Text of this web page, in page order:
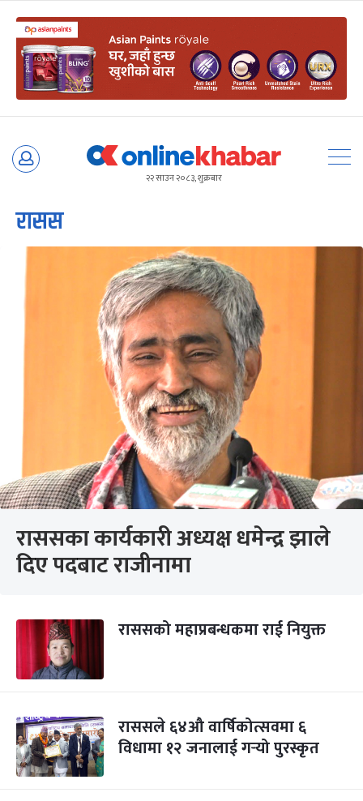
Skip
२२ साउन २०८३, शुक्रबार
रासस
राससका कार्यकारी अध्यक्ष धमेन्द्र झाले
दिए पदबाट राजीनामा
राससको महाप्रबन्धकमा राई नियुक्त
राससले ६४औ वार्षिकोत्सवमा ६
विधामा १२ जनालाई गर्‍यो पुरस्कृत